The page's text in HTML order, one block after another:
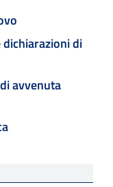
di
avvenuta